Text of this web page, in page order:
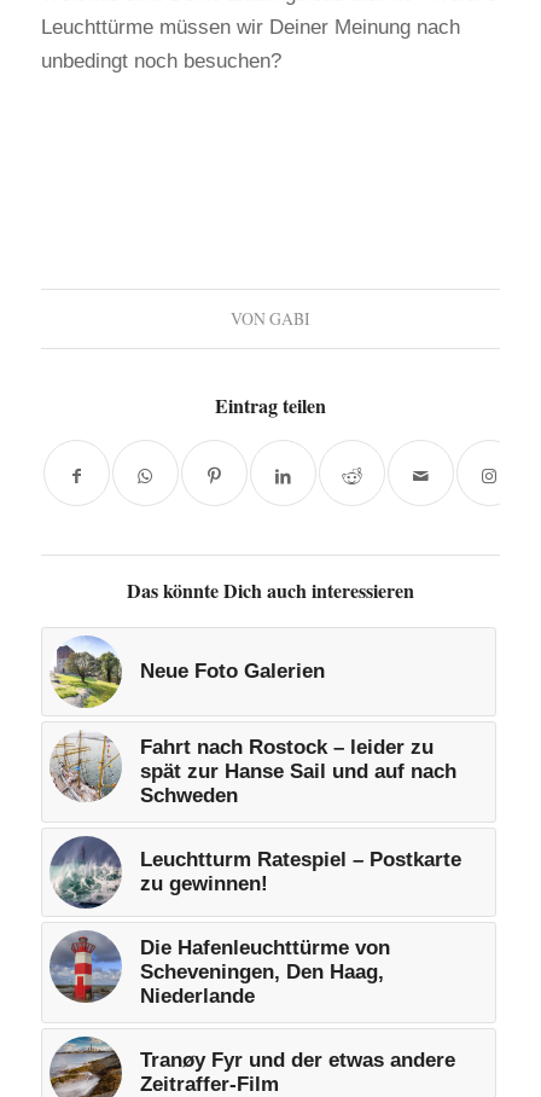
Leuchttürme müssen wir Deiner Meinung nach
unbedingt noch besuchen?
VONGABI
Eintrag teilen
Das könnte Dich auch interessieren
Neue Foto Galerien
Fahrt nach Rostock – leider zu
spät zur Hanse Sail und auf nach
Schweden
Leuchtturm Ratespiel – Postkarte
zu gewinnen!
Die Hafenleuchttürme von
Scheveningen, Den Haag,
Niederlande
Tranøy Fyr und der etwas andere
Zeitraffer-Film